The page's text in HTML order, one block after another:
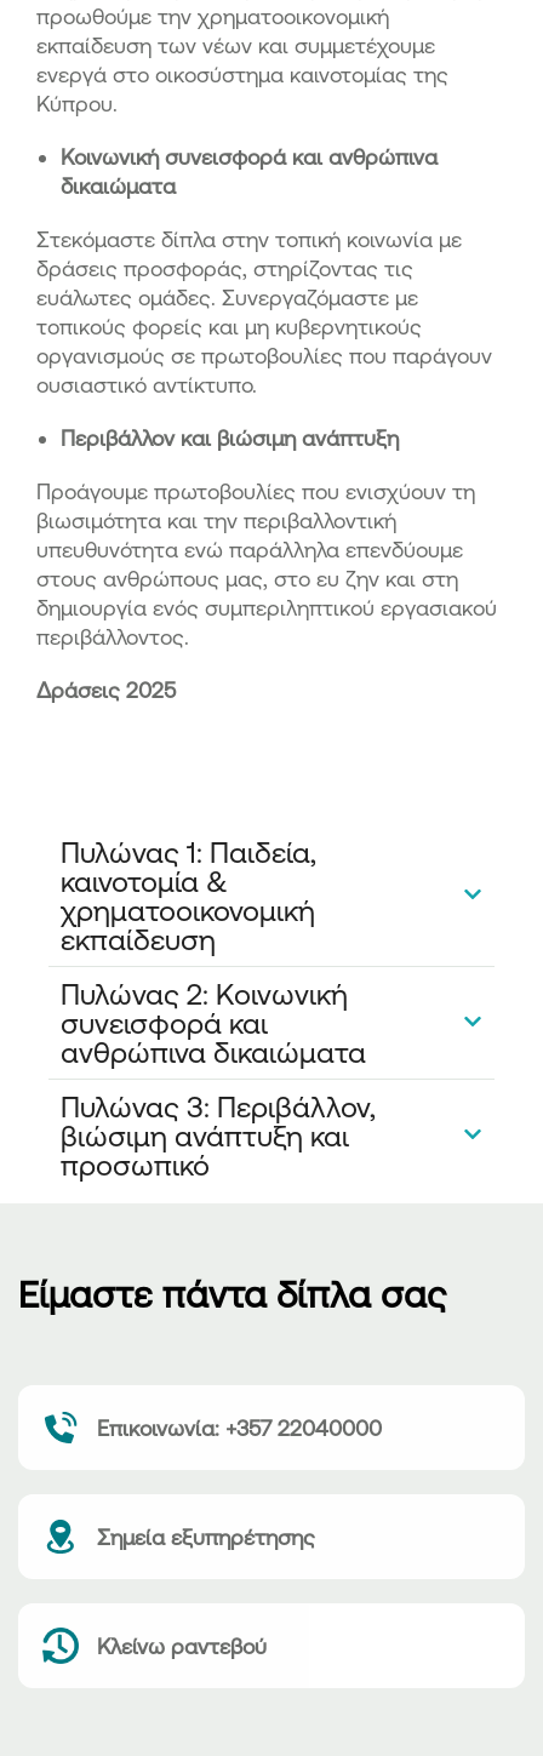
προωθούμε την χρηματοοικονομική
εκπαίδευση των νέων και συμμετέχουμε
ενεργά στο οικοσύστημα καινοτομίας της
Κύπρου.
Κοινωνική συνεισφορά και ανθρώπινα
δικαιώματα
Στεκόμαστε δίπλα στην τοπική κοινωνία με
δράσεις προσφοράς, στηρίζοντας τις
ευάλωτες ομάδες. Συνεργαζόμαστε με
τοπικούς φορείς και μη κυβερνητικούς
οργανισμούς σε πρωτοβουλίες που παράγουν
ουσιαστικό αντίκτυπο.
Περιβάλλον και βιώσιμη ανάπτυξη
Προάγουμε πρωτοβουλίες που ενισχύουν τη
βιωσιμότητα και την περιβαλλοντική
υπευθυνότητα ενώ παράλληλα επενδύουμε
στους ανθρώπους μας, στο ευ ζην και στη
δημιουργία ενός συμπεριληπτικού εργασιακού
περιβάλλοντος.
Δράσεις 2025
Πυλώνας 1: Παιδεία,
καινοτομία &
χρηματοοικονομική
εκπαίδευση
Πυλώνας 2: Κοινωνική
συνεισφορά και
ανθρώπινα δικαιώματα
Πυλώνας 3: Περιβάλλον,
βιώσιμη ανάπτυξη και
προσωπικό
Είμαστε πάντα δίπλα σας
Επικοινωνία: +357 22040000
Σημεία εξυπηρέτησης
Κλείνω ραντεβού